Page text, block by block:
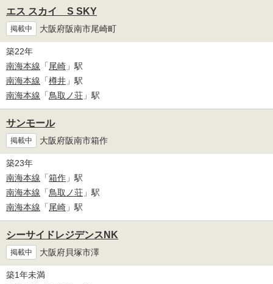
エス スカイ S SKY
掲載中 大阪府阪南市尾崎町
築22年
南海本線 「尾崎 」駅
南海本線 「樽井 」駅
南海本線 「鳥取ノ荘 」駅
サンモール
掲載中 大阪府阪南市箱作
築23年
南海本線 「箱作 」駅
南海本線 「鳥取ノ荘 」駅
南海本線 「尾崎 」駅
シーサイドレジデンスNK
掲載中 大阪府貝塚市澤
築1年未満